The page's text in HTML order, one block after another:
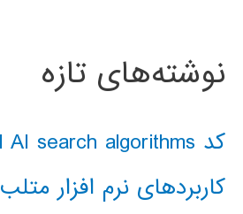
نوشته‌های تازه
کد classical AI search algorithms
کاربردهای نرم افزار متلب